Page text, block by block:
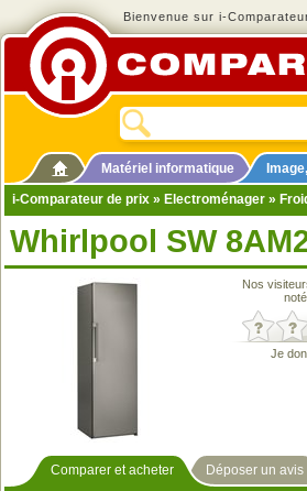
Bienvenue sur i-
Matériel informatique
i-Comparateur de prix » Electroménager »
Whirlpool SW
Nos
Je
Comparer et acheter Déposer un avis